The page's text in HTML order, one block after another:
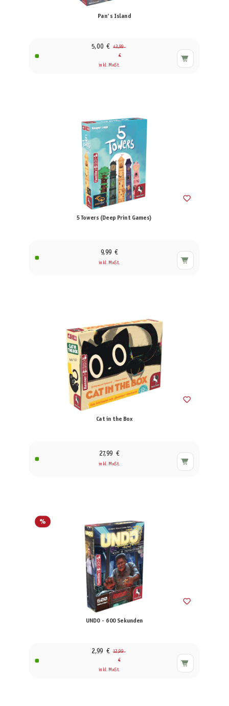
Pan's Island
5,00 € 43,99
€
inkl. MwSt.
5 Towers (Deep Print Games)
9,99 €
inkl. MwSt.
Cat in the Box
27,99 €
inkl. MwSt.
%
UNDO - 600 Sekunden
2,99 € 12,99
€
inkl. MwSt.